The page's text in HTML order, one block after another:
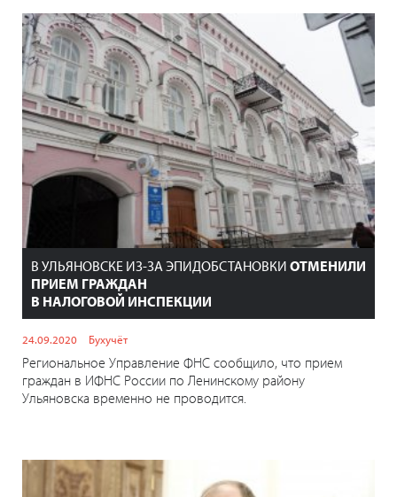
В УЛЬЯНОВСКЕ ИЗ-ЗА ЭПИДОБСТАНОВКИ ОТМЕНИЛИ
ПРИЕМ ГРАЖДАН
В НАЛОГОВОЙ ИНСПЕКЦИИ
24.09.2020 Бухучёт
Региональное Управление ФНС сообщило, что прием
граждан в ИФНС России по Ленинскому району
Ульяновска временно не проводится.